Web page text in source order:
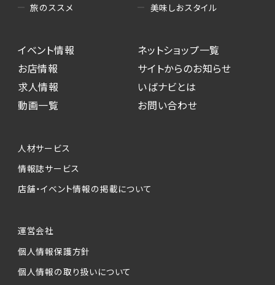
旅のススメ
美味しおスタイル
イベント情報
お店情報
求人情報
動画一覧
ネットショップ一覧
サイトからのお知らせ
いばナビとは
お問い合わせ
人材サービス
情報誌サービス
店舗・イベント情報の掲載について
運営会社
個人情報保護方針
個人情報の取り扱いについて